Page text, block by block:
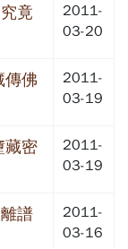
竟
2011-
03-20
傳佛
2011-
03-19
藏密
2011-
03-19
譜
2011-
03-16